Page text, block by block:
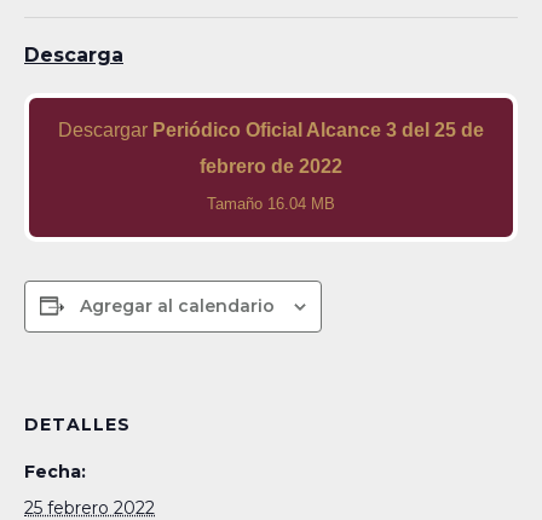
Descarga
Descargar Periódico Oficial Alcance 3 del 25 de
febrero de 2022
Tamaño 16.04 MB
Agregar al calendario
DETALLES
Fecha:
25 febrero 2022